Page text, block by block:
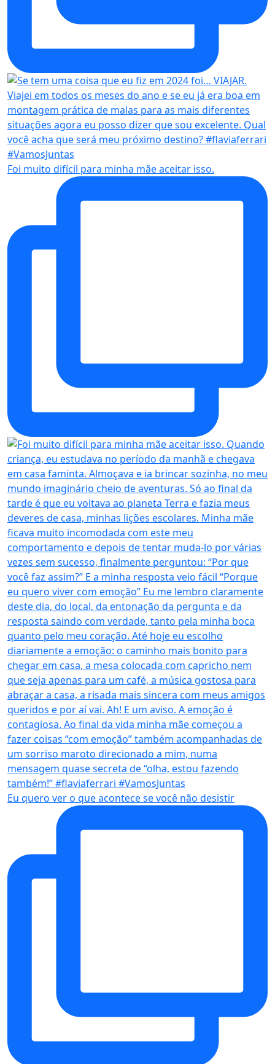
Foi muito difícil para minha mãe aceitar isso.
Eu quero ver o que acontece se você não desistir